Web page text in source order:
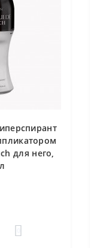
для него,